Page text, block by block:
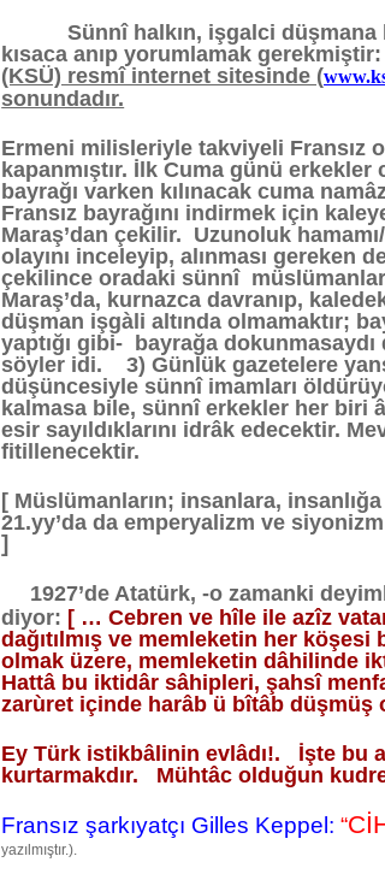
Sünnî halkın, işgalci düşmana
kısaca anıp yorumlamak
(KSÜ) resmî internet sitesinde (
sonundadır.
Ermeni milisleriyle takviyeli Fransız
kapanmıştır. İlk Cuma günü
bayrağı varken kılınacak cuma
Fransız bayrağını indirmek için
Maraş’dan çekilir. Uzunoluk
olayını inceleyip, alınması gereken
çekilince oradaki sünnî
Maraş’da, kurnazca davranıp,
düşman işgàli altında olmamaktır;
yaptığı gibi- bayrağa
söyler idi. 3) Günlük gazetelere
düşüncesiyle sünnî imamları
kalmasa bile, sünnî erkekler her biri
esir sayıldıklarını idrâk edecektir.
fitillenecektir.
[ Müslümanların; insanlara,
21.yy’da da emperyalizm ve
1927’de Atatürk, -o zamanki
diyor: [ … Cebren ve hîle ile azîz
dağıtılmış ve memleketin her
olmak üzere, memleketin dâhilinde
Hattâ bu iktidâr sâhipleri, şahsî
zarùret içinde harâb ü bîtâb düşmüş
Ey Türk istikbâlinin evlâdı!. İşte bu
kurtarmakdır. Mühtâc olduğun
Fransız şarkıyatçı Gilles Keppel:“
yazılmıştır.).